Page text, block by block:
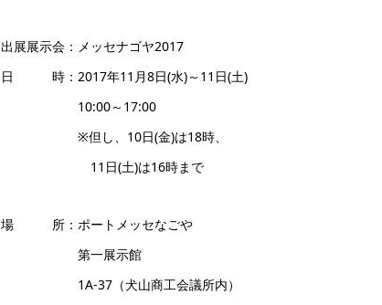
出展展示会：メッセナゴヤ2017
日 時：2017年11月8日(水)～11日(土)
10:00～17:00
※但し、10日(金)は18時、
11日(土)は16時まで
場 所：ポートメッセなごや
第一展示館
1A-37（犬山商工会議所内）